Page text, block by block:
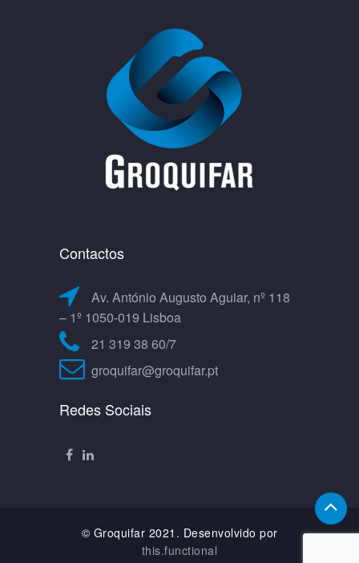
Contactos
Av. António Augusto Aguiar, nº 118
– 1º 1050-019 Lisboa
21 319 38 60/7
groquifar@groquifar.pt
Redes Sociais
© Groquifar 2021. Desenvolvido por
this.functional